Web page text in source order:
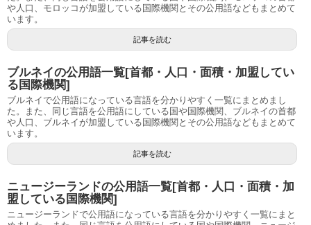
や人口、モロッコが加盟している国際機関とその公用語などもまとめて
います。
記事を読む
ブルネイの公用語一覧[首都・人口・面積・加盟してい
る国際機関]
ブルネイで公用語になっている言語を分かりやすく一覧にまとめまし
た。また、同じ言語を公用語にしている国や国際機関、ブルネイの首都
や人口、ブルネイが加盟している国際機関とその公用語などもまとめて
います。
記事を読む
ニュージーランドの公用語一覧[首都・人口・面積・加
盟している国際機関]
ニュージーランドで公用語になっている言語を分かりやすく一覧にまと